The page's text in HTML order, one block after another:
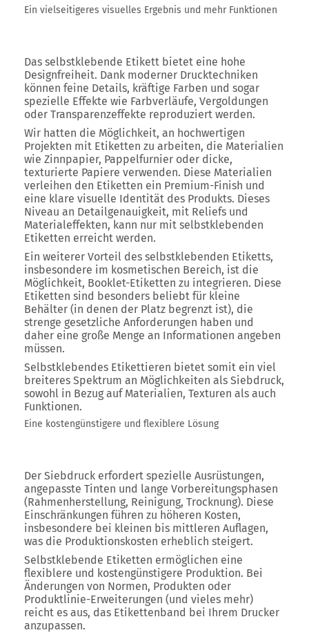
Ein vielseitigeres visuelles Ergebnis und mehr Funktionen
Das selbstklebende Etikett bietet eine hohe
Designfreiheit. Dank moderner Drucktechniken
können feine Details, kräftige Farben und sogar
spezielle Effekte wie Farbverläufe, Vergoldungen
oder Transparenzeffekte reproduziert werden.
Wir hatten die Möglichkeit, an hochwertigen
Projekten mit Etiketten zu arbeiten, die Materialien
wie Zinnpapier, Pappelfurnier oder dicke,
texturierte Papiere verwenden. Diese Materialien
verleihen den Etiketten ein Premium-Finish und
eine klare visuelle Identität des Produkts. Dieses
Niveau an Detailgenauigkeit, mit Reliefs und
Materialeffekten, kann nur mit selbstklebenden
Etiketten erreicht werden.
Ein weiterer Vorteil des selbstklebenden Etiketts,
insbesondere im kosmetischen Bereich, ist die
Möglichkeit, Booklet-Etiketten zu integrieren. Diese
Etiketten sind besonders beliebt für kleine
Behälter (in denen der Platz begrenzt ist), die
strenge gesetzliche Anforderungen haben und
daher eine große Menge an Informationen angeben
müssen.
Selbstklebendes Etikettieren bietet somit ein viel
breiteres Spektrum an Möglichkeiten als Siebdruck,
sowohl in Bezug auf Materialien, Texturen als auch
Funktionen.
Eine kostengünstigere und flexiblere Lösung
Der Siebdruck erfordert spezielle Ausrüstungen,
angepasste Tinten und lange Vorbereitungsphasen
(Rahmenherstellung, Reinigung, Trocknung). Diese
Einschränkungen führen zu höheren Kosten,
insbesondere bei kleinen bis mittleren Auflagen,
was die Produktionskosten erheblich steigert.
Selbstklebende Etiketten ermöglichen eine
flexiblere und kostengünstigere Produktion. Bei
Änderungen von Normen, Produkten oder
Produktlinie-Erweiterungen (und vieles mehr)
reicht es aus, das Etikettenband bei Ihrem Drucker
anzupassen.